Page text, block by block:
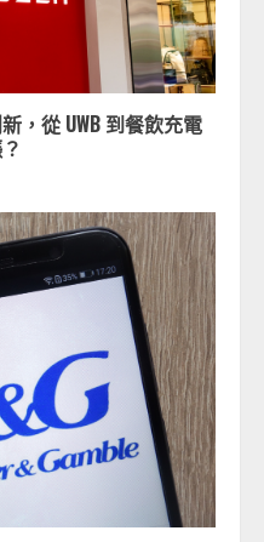
，從 UWB 到餐飲充電